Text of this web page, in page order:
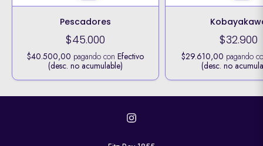
Pescadores
$45.000
$40.500,00 pagando conEfectivo
(desc. no acumulable)
$32.900
$29.610,00 pagando
(desc. no